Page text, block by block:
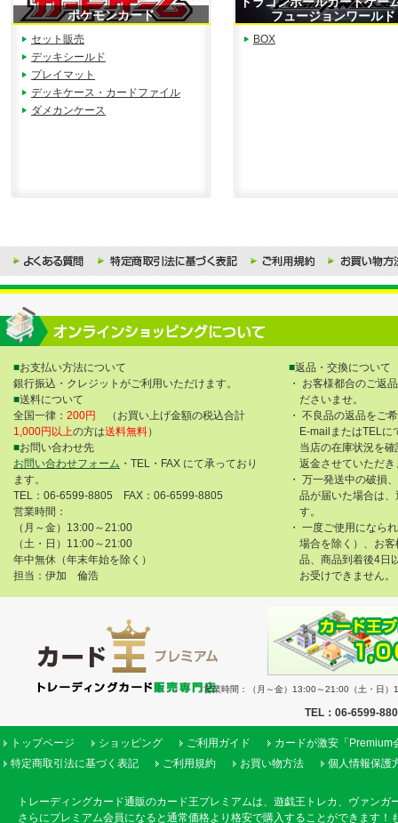
ポケモンカード
セット販売
デッキシールド
プレイマット
デッキケース・カードファイル
ダメカンケース
フュージョンワールド
BOX
■お支払い方法について
銀行振込・クレジットがご利用いただけます。
■送料について
全国一律： 200円
（お買い上げ金額の税込合計
1,000円以上の方は送料無料）
■お問い合わせ先
お問い合わせフォーム ・TEL・FAX にて承っており
ます。
TEL：06-6599-8805 FAX：06-6599-8805
営業時間：
（月～金）13:00～21:00
（土・日）11:00～21:00
年中無休（年末年始を除く）
担当：伊加 倫浩
■返品・交換について
・ お客様都合のご返
ださいませ。
・ 不良品の返品をご
E-mailまたはTELに
当店の在庫状況を
返金させていただき
・ 万一発送中の破損
品が届いた場合は
す。
・ 一度ご使用になら
場合を除く）、お
品、商品到着後4日
お受けできません。
営業時間：（月～金）13:00～21:00（土・日
TEL：06-6599-
トップページ ショッピング ご利用ガイド
カードが激安「Premium
特定商取引法に基づく表記
ご利用規約 お買い物方法 個人情報保護
トレーディングカード通販のカード王プレミアムは、遊戯王トレカ、ヴァン
さらにプレミアム会員になると通常価格より格安で購入することができます